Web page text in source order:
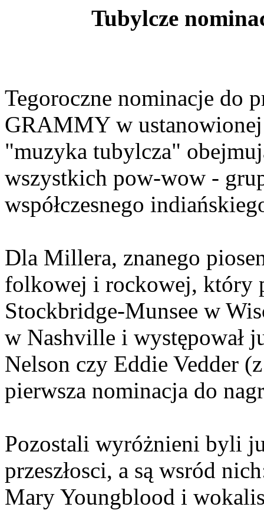
Tubylcze
Tegoroczne nominacje do
GRAMMY w
"muzyka tubylcza"
wszystkich pow-wow -
współczesnego
Dla Millera, znanego
folkowej i rockowej, który
Stockbridge-Munsee w
w Nashville i występował
Nelson czy Eddie Vedder
pierwsza nominacja do
Pozostali wyróżnieni byli
przeszłosci, a są wsród
Mary Youngblood i